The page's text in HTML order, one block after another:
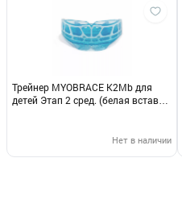
Трейнер MYOBRACE K2Mb для
детей Этап 2 сред. (белая встав/
Нет в наличии